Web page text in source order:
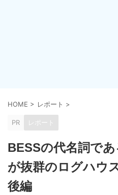
HOME > レポート >
PR レポート
BESSの代名詞で
が抜群のログハウ
後編